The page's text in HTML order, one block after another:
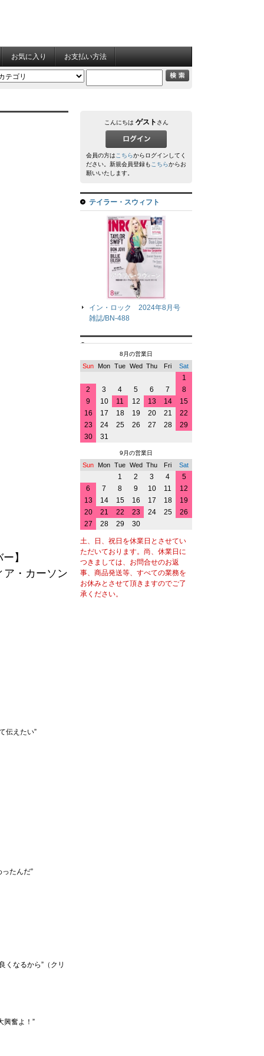
お気に入り お支払い方法
】
・カーソン
伝えたい”
たんだ”
くなるから”（クリ
興奮よ！”
こんにちは ゲスト さん
会員の方はこちらからログインしてく
ださい。新規会員登録もこちらからお
願いいたします。
テイラー・スウィフト
イン・ロック 2024年8月号
雑誌/BN-488
8月の営業日
Sun Mon Tue Wed Thu Fri Sat
1
2
3 4 5 6 7
8
9
10 11 12 13 14
15
16
17 18 19 20 21
22
23
24 25 26 27 28
29
30
31
9月の営業日
Sun Mon Tue Wed Thu Fri Sat
1 2 3 4
5
6
7 8 9 10 11
12
13
14 15 16 17 18
19
20
21 22 23 24 25
26
27
28 29 30
土、日、祝日を休業日とさせてい
ただいております。尚、休業日に
つきましては、お問合せのお返
事、商品発送等、すべての業務を
お休みとさせて頂きますのでご了
承ください。